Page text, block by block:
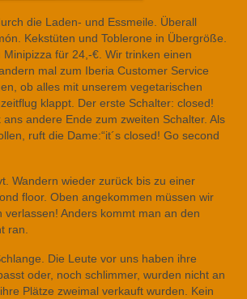
die Laden- und Essmeile. Überall
Kekstüten und Toblerone in Übergröße.
für 24,-€. Wir trinken einen
mal zum Iberia Customer Service
ob alles mit unserem vegetarischen
klappt. Der erste Schalter: closed!
andere Ende zum zweiten Schalter. Als
ruft die Dame:“it´s closed! Go second
Wandern wieder zurück bis zu einer
floor. Oben angekommen müssen wir
verlassen! Anders kommt man an den
ran.
Die Leute vor uns haben ihre
oder, noch schlimmer, wurden nicht an
Plätze zweimal verkauft wurden. Kein